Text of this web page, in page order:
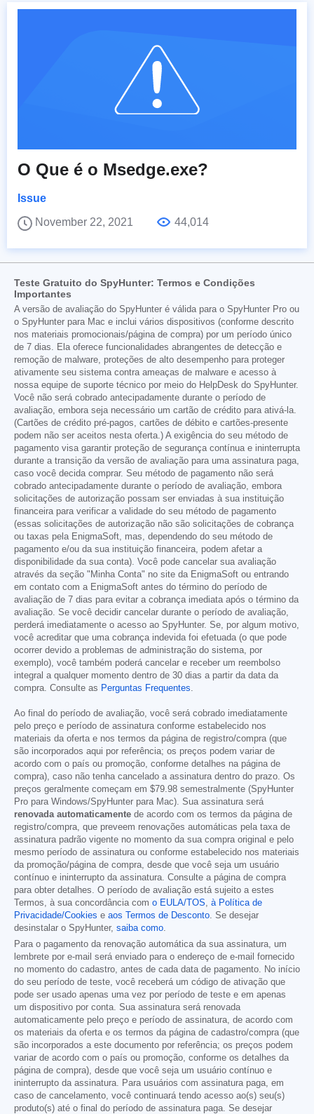
O Que é o Msedge.exe?
Issue
November 22, 2021
44,014
Teste Gratuito do SpyHunter: Termos e Condições
Importantes
A versão de avaliação do SpyHunter é válida para o SpyHunter Pro ou
o SpyHunter para Mac e inclui vários dispositivos (conforme descrito
nos materiais promocionais/página de compra) por um período único
de 7 dias. Ela oferece funcionalidades abrangentes de detecção e
remoção de malware, proteções de alto desempenho para proteger
ativamente seu sistema contra ameaças de malware e acesso à
nossa equipe de suporte técnico por meio do HelpDesk do SpyHunter.
Você não será cobrado antecipadamente durante o período de
avaliação, embora seja necessário um cartão de crédito para ativá-la.
(Cartões de crédito pré-pagos, cartões de débito e cartões-presente
podem não ser aceitos nesta oferta.) A exigência do seu método de
pagamento visa garantir proteção de segurança contínua e ininterrupta
durante a transição da versão de avaliação para uma assinatura paga,
caso você decida comprar. Seu método de pagamento não será
cobrado antecipadamente durante o período de avaliação, embora
solicitações de autorização possam ser enviadas à sua instituição
financeira para verificar a validade do seu método de pagamento
(essas solicitações de autorização não são solicitações de cobrança
ou taxas pela EnigmaSoft, mas, dependendo do seu método de
pagamento e/ou da sua instituição financeira, podem afetar a
disponibilidade da sua conta). Você pode cancelar sua avaliação
através da seção "Minha Conta" no site da EnigmaSoft ou entrando
em contato com a EnigmaSoft antes do término do período de
avaliação de 7 dias para evitar a cobrança imediata após o término da
avaliação. Se você decidir cancelar durante o período de avaliação,
perderá imediatamente o acesso ao SpyHunter. Se, por algum motivo,
você acreditar que uma cobrança indevida foi efetuada (o que pode
ocorrer devido a problemas de administração do sistema, por
exemplo), você também poderá cancelar e receber um reembolso
integral a qualquer momento dentro de 30 dias a partir da data da
compra. Consulte as Perguntas Frequentes.
Ao final do período de avaliação, você será cobrado imediatamente
pelo preço e período de assinatura conforme estabelecido nos
materiais da oferta e nos termos da página de registro/compra (que
são incorporados aqui por referência; os preços podem variar de
acordo com o país ou promoção, conforme detalhes na página de
compra), caso não tenha cancelado a assinatura dentro do prazo. Os
preços geralmente começam em $79.98 semestralmente (SpyHunter
Pro para Windows/SpyHunter para Mac). Sua assinatura será
renovada automaticamente de acordo com os termos da página de
registro/compra, que preveem renovações automáticas pela taxa de
assinatura padrão vigente no momento da sua compra original e pelo
mesmo período de assinatura ou conforme estabelecido nos materiais
da promoção/página de compra, desde que você seja um usuário
contínuo e ininterrupto da assinatura. Consulte a página de compra
para obter detalhes. O período de avaliação está sujeito a estes
Termos, à sua concordância com o EULA/TOS, à Política de
Privacidade/Cookies e aos Termos de Desconto. Se desejar
desinstalar o SpyHunter, saiba como.
Para o pagamento da renovação automática da sua assinatura, um
lembrete por e-mail será enviado para o endereço de e-mail fornecido
no momento do cadastro, antes de cada data de pagamento. No início
do seu período de teste, você receberá um código de ativação que
pode ser usado apenas uma vez por período de teste e em apenas
um dispositivo por conta. Sua assinatura será renovada
automaticamente pelo preço e período de assinatura, de acordo com
os materiais da oferta e os termos da página de cadastro/compra (que
são incorporados a este documento por referência; os preços podem
variar de acordo com o país ou promoção, conforme os detalhes da
página de compra), desde que você seja um usuário contínuo e
ininterrupto da assinatura. Para usuários com assinatura paga, em
caso de cancelamento, você continuará tendo acesso ao(s) seu(s)
produto(s) até o final do período de assinatura paga. Se desejar